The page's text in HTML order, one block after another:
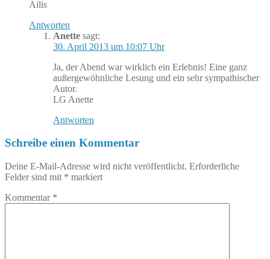
Ailis
Antworten
Anette sagt:
30. April 2013 um 10:07 Uhr
Ja, der Abend war wirklich ein Erlebnis! Eine ganz
außergewöhnliche Lesung und ein sehr sympathischer
Autor.
LG Anette
Antworten
Schreibe einen Kommentar
Deine E-Mail-Adresse wird nicht veröffentlicht. Erforderliche
Felder sind mit * markiert
Kommentar *